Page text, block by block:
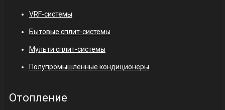
VRF-системы
Бытовые сплит-системы
Мульти сплит-системы
Полупромышленные кондиционеры
Отопление